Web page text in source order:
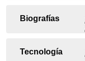
Biografías
Tecnología